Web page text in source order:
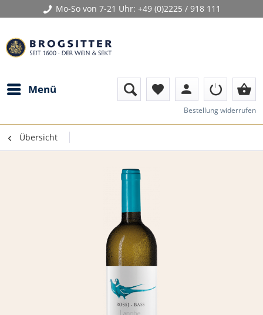
Mo-So von 7-21 Uhr: +49 (0)2225 / 918 111
Menü favorite person shopping_basket
Bestellung widerrufen
Übersicht